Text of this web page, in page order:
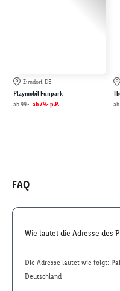
Zirndorf, DE
Playmobil Funpark
ab99.- ab79.- p.P.
ab
FAQ
Wie lautet die Adresse des
Die Adresse lautet wie folgt:
Deutschland